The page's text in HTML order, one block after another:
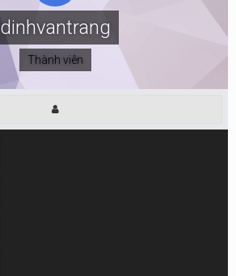
dinhvantrang
Thành viên